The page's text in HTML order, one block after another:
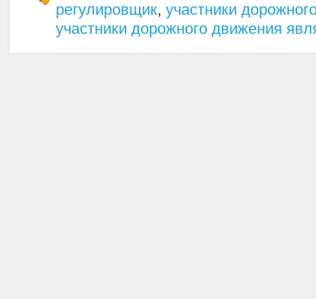
регулировщик, участники
участники дорожного движения